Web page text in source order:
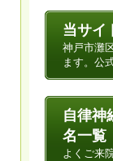
当サイ
神戸市灘
ます。公
自律神
名一覧
よくご来